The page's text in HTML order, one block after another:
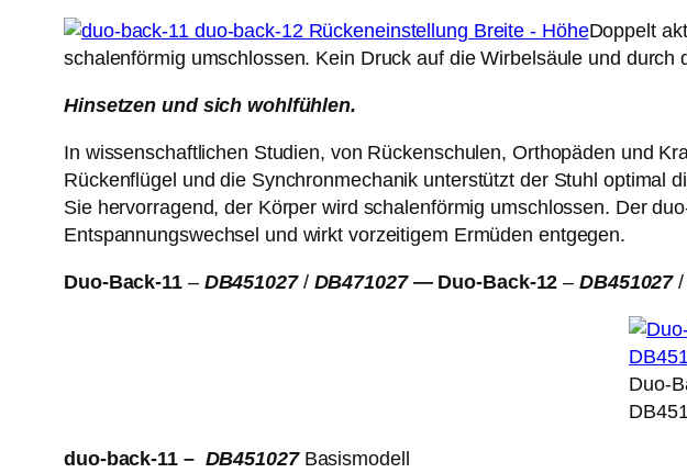
Doppelt
schalenförmig umschlossen. Kein Druck auf die Wirbelsäule und
Hinsetzen und sich wohlfühlen.
In wissenschaftlichen Studien, von Rückenschulen, Orthopäden und
Rückenflügel und die Synchronmechanik unterstützt der Stuhl optimal
Sie hervorragend, der Körper wird schalenförmig umschlossen. Der
Entspannungswechsel und wirkt vorzeitigem Ermüden entgegen.
Duo-Back-11– DB451027/DB471027— Duo-Back-12 –DB451027/
Duo-
duo-back-11 – DB451027Basismodell